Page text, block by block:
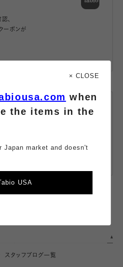
、
ーポンが
スタッフブログ一覧
× CLOSE
when
the items in the
market and doesn't
USA